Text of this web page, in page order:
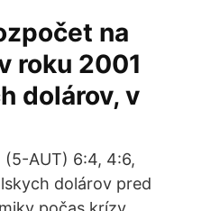
na
roku 2001
dolárov, v
(5-AUT) 6:4, 4:6,
dolárov pred